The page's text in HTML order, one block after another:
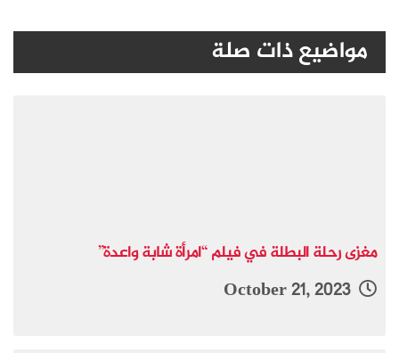
مواضيع ذات صلة
مغزى رحلة البطلة في فيلم “امرأة شابة واعدة”
October 21, 2023